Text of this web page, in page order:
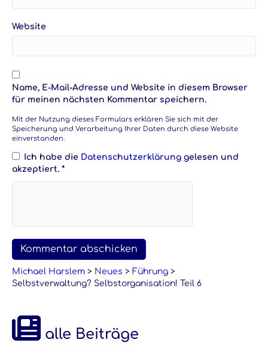
Website
Name, E-Mail-Adresse und Website in diesem Browser
für meinen nächsten Kommentar speichern.
Mit der Nutzung dieses Formulars erklären Sie sich mit der
Speicherung und Verarbeitung Ihrer Daten durch diese Website
einverstanden.
Ich habe die Datenschutzerklärung gelesen und
akzeptiert. *
Michael Harslem > Neues > Führung >
Selbstverwaltung? Selbstorganisation! Teil 6
alle Beiträge